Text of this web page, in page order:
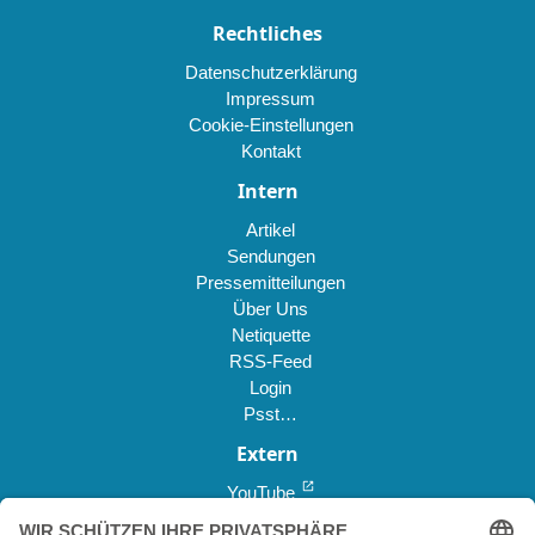
Rechtliches
Datenschutzerklärung
Impressum
Cookie-Einstellungen
Kontakt
Intern
Artikel
Sendungen
Pressemitteilungen
Über Uns
Netiquette
RSS-Feed
Login
Psst…
Extern
YouTube open_in_new
Reddit *